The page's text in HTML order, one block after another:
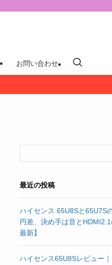
お問い合わせ
最近の投稿
ハイセンス 65U8Sと65U7S
円差、決め手は音と
最新】
ハイセンス65U8Sレビュー